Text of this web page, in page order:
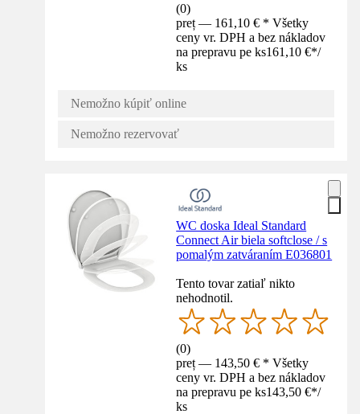
(0)
preț — 161,10 € * Všetky
ceny vr. DPH a bez nákladov
na prepravu pe ks161,10 €*/
ks
Nemožno kúpiť online
Nemožno rezervovať
WC doska Ideal Standard
Connect Air biela softclose / s
pomalým zatváraním E036801
Tento tovar zatiaľ nikto
nehodnotil.
(0)
preț — 143,50 € * Všetky
ceny vr. DPH a bez nákladov
na prepravu pe ks143,50 €*/
ks